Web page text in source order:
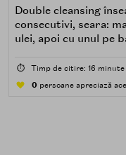
Double cleansing
consecutivi, seara:
ulei, apoi cu unul pe
poluare. Al doilea
⏱️ Timp de citire: 16 minute
0 persoane apreciază